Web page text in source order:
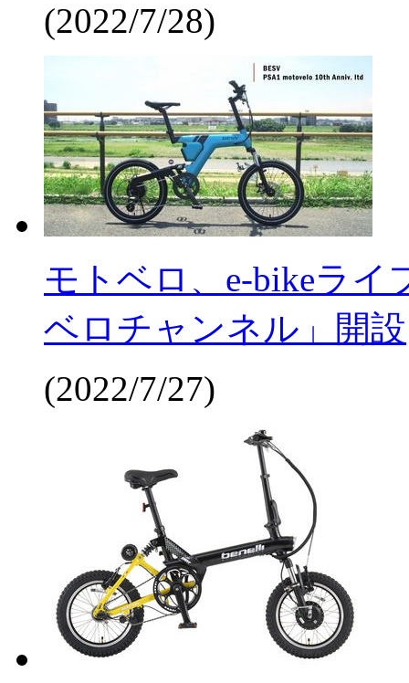
(2022/7/28)
モトベロ、e-bikeラ
ベロチャンネル」開設
(2022/7/27)